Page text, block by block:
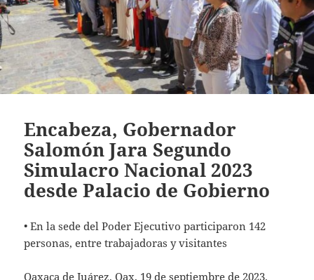
Encabeza, Gobernador
Salomón Jara Segundo
Simulacro Nacional 2023
desde Palacio de Gobierno
• En la sede del Poder Ejecutivo participaron 142
personas, entre trabajadoras y visitantes
Oaxaca de Juárez, Oax. 19 de septiembre de 2023.